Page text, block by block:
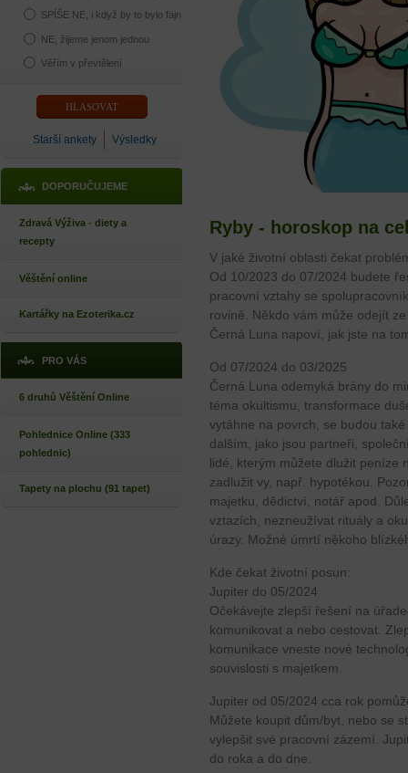
SPÍŠE NE, i když by to bylo fajn
NE, žijeme jenom jednou
Věřím v převtělení
Starší ankety Výsledky
DOPORUČUJEME
Zdravá Výživa - diety a
recepty
Věštění online
Kartářky na Ezoterika.cz
PRO VÁS
6 druhů Věštění Online
Pohlednice Online (333
pohlednic)
Tapety na plochu (91 tapet)
Ryby - horoskop na
V jaké životní oblasti čekat
Od 10/2023 do 07/2024 budete
pracovní vztahy se
rovině. Někdo vám může odejít
Černá Luna napoví, jak jste na
Od 07/2024 do 03/2025
Černá Luna odemyká brány do
téma okultismu, transformace
vytáhne na povrch, se budou
dalším, jako jsou partneři,
lidé, kterým můžete dlužit peníze
zadlužit vy, např. hypotékou.
majetku, dědictví, notář apod.
vztazích, nezneužívat rituály a
úrazy. Možné úmrtí někoho
Kde čekat životní posun:
Jupiter do 05/2024
Očekávejte zlepší řešení na
komunikovat a nebo cestovat.
komunikace vneste nové
souvislosti s majetkem.
Jupiter od 05/2024 cca rok
Můžete koupit dům/byt, nebo se
vylepšit své pracovní zázemí.
do roka a do dne.